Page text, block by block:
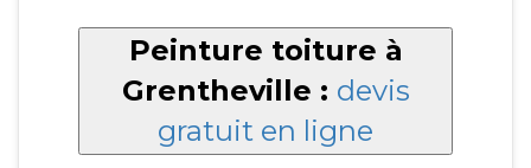
Peinture toiture à
Grentheville : devis
gratuit en ligne